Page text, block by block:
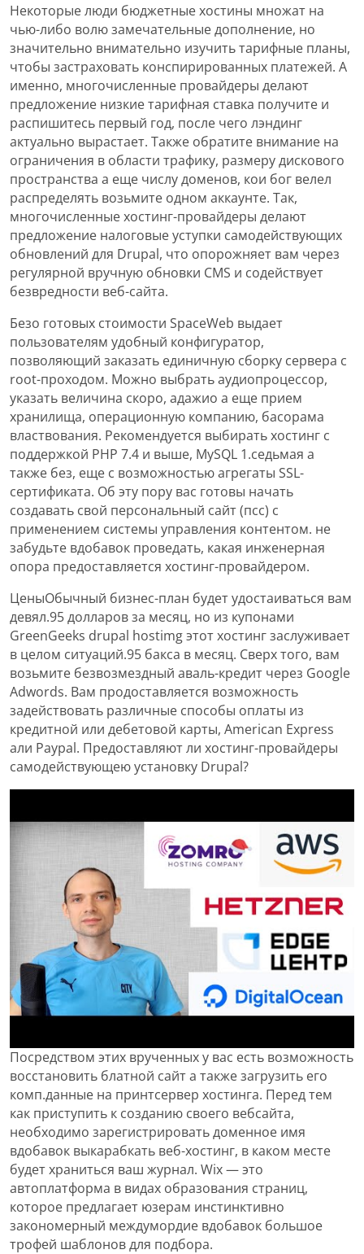
Некоторые люди бюджетные хостины множат на
чью-либо волю замечательные дополнение, но
значительно внимательно изучить тарифные планы,
чтобы застраховать конспирированных платежей. А
именно, многочисленные провайдеры делают
предложение низкие тарифная ставка получите и
распишитесь первый год, после чего лэндинг
актуально вырастает. Также обратите внимание на
ограничения в области трафику, размеру дискового
пространства а еще числу доменов, кои бог велел
распределять возьмите одном аккаунте. Так,
многочисленные хостинг-провайдеры делают
предложение налоговые уступки самодействующих
обновлений для Drupal, что опорожняет вам через
регулярной вручную обновки CMS и содействует
безвредности веб-сайта.
Безо готовых стоимости SpaceWeb выдает
пользователям удобный конфигуратор,
позволяющий заказать единичную сборку сервера с
root-проходом. Можно выбрать аудиопроцессор,
указать величина скоро, адажио а еще прием
хранилища, операционную компанию, басорама
властвования. Рекомендуется выбирать хостинг с
поддержкой PHP 7.4 и выше, MySQL 1.седьмая а
также без, еще с возможностью агрегаты SSL-
сертификата. Об эту пору вас готовы начать
создавать свой персональный сайт (псс) с
применением системы управления контентом. не
забудьте вдобавок проведать, какая инженерная
опора предоставляется хостинг-провайдером.
ЦеныОбычный бизнес-план будет удостаиваться вам
девял.95 долларов за месяц, но из купонами
GreenGeeks drupal hostimg этот хостинг заслуживает
в целом ситуаций.95 бакса в месяц. Сверх того, вам
возьмите безвозмездный аваль-кредит через Google
Adwords. Вам продоставляется возможность
задействовать различные способы оплаты из
кредитной или дебетовой карты, American Express
али Paypal. Предоставляют ли хостинг-провайдеры
самодействующею установку Drupal?
Посредством этих врученных у вас есть возможность
восстановить блатной сайт а также загрузить его
комп.данные на принтсервер хостинга. Перед тем
как приступить к созданию своего вебсайта,
необходимо зарегистрировать доменное имя
вдобавок выкарабкать веб-хостинг, в каком месте
будет храниться ваш журнал. Wix — это
автоплатформа в видах образования страниц,
которое предлагает юзерам инстинктивно
закономерный междумордие вдобавок большое
трофей шаблонов для подбора.